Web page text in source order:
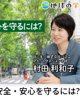
・安心を守るには?